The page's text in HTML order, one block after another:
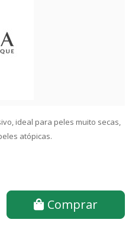
ideal para peles muito secas,
atópicas.
Comprar